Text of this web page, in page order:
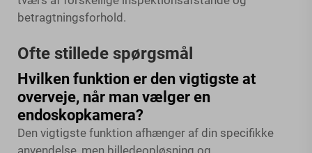
betragtningsforhold.
Ofte stillede spørgsmål
Hvilken funktion er den vigtigste at
overveje, når man vælger en
endoskopkamera?
Den vigtigste funktion afhænger af din specifikke
anvendelse, men billedeopløsning og